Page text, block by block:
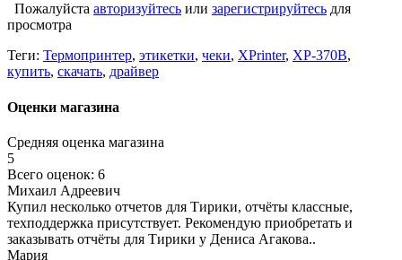
Пожалуйста авторизуйтесь или зарегистрируйтесь для
просмотра
Теги: Термопринтер, этикетки, чеки, XPrinter, XP-370B,
купить, скачать, драйвер
Оценки магазина
Средняя оценка магазина
5
Всего оценок: 6
Михаил Адреевич
Купил несколько отчетов для Тирики, отчёты классные,
техподдержка присутствует. Рекомендую приобретать и
заказывать отчёты для Тирики у Дениса Агакова..
Мария